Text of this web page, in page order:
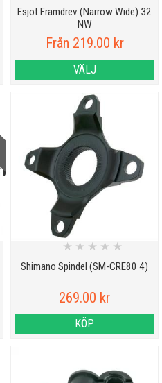
Esjot Framdrev (Narrow Wide) 32
NW
Från 219.00 kr
VÄLJ
Shimano Spindel (SM-CRE80 4)
★ ★ ★ ★ ★
269.00 kr
KÖP